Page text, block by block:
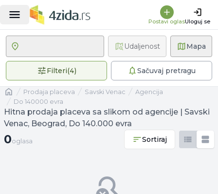
Postavi oglasUloguj se
Mapa
Filteri(4)4 primenjena filteraSačuvaj pretragu
Udaljenost
Naslovnaprodaja placeva Savski Venac
agencija
Do 140000 evra
Hitna prodaja placeva sa slikom od agencije | Savski
Venac, Beograd, Do 140.000 evra
0 oglasa
0oglasa Sortiraj